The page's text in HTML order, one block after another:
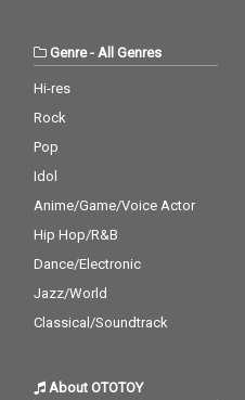
Genre- All Genres
Hi-res
Rock
Pop
Idol
Anime/Game/Voice Actor
Hip Hop/R&B
Dance/Electronic
Jazz/World
Classical/Soundtrack
About OTOTOY